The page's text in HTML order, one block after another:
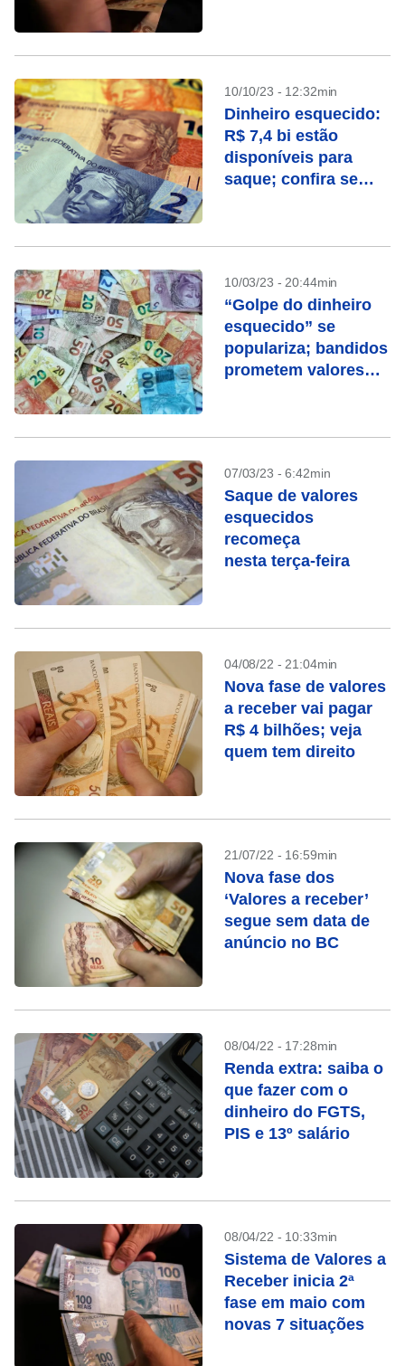
10/10/23 - 12:32min
Dinheiro esquecido:
R$ 7,4 bi estão
disponíveis para
saque; confira se
10/03/23 - 20:44min
“Golpe do dinheiro
esquecido” se
populariza; bandidos
prometem valores
07/03/23 - 6:42min
Saque de valores
esquecidos
recomeça
nesta terça-feira
04/08/22 - 21:04min
Nova fase de valores
a receber vai pagar
R$ 4 bilhões; veja
quem tem direito
21/07/22 - 16:59min
Nova fase dos
‘Valores a receber’
segue sem data de
anúncio no BC
08/04/22 - 17:28min
Renda extra: saiba o
que fazer com o
dinheiro do FGTS,
PIS e 13º salário
08/04/22 - 10:33min
Sistema de Valores a
Receber inicia 2ª
fase em maio com
novas 7 situações